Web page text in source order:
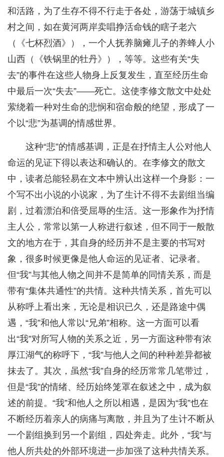
和活路，为了生存不得不行走于各处，游荡于城镇乡
村之间，如在黄河两岸卖唱挣活命钱的瞎子老六
（《七杯烈酒》），一个人抚养脑瘫儿子的养蜂人小
山西（《铁锅里的牡丹》），等等。这些有关“失
去”的事件在这些人物身上反复发生，直至经历生命
中最后一次“失去”——死亡。这使李修文散文中处处
萦绕着一种对生命的悲悯和宿命般的绝望，形成了一
个以“悲”为基调的情感世界。
这种“悲”的情感基调，正是在抒情主人公对他人
命运的见证下得以表达和确认的。在李修文的散文
中，读者总能轻易在文本中辨认出这样一个身影：一
个写不出小说的小说家，为了生计不得不去剧组当编
剧，过着漂泊和倍受屈辱的生活。这一形象作为抒情
主人公，常常以第一人称进行叙述，但不同于一般散
文的地方在于，其自身的经历并不是主要的书写对
象，很多时候更像是他人命运的见证者、记录者。
但“我”与其他人物之间并不是简单的同情关系，而是
带有“集体共通性”的共情。这种共情关系，首先可以
从称呼上看出来，无论是相识已久，还是路途中偶
遇，“我”和他人常以“兄弟”相称。这一方面可以看
出“我”对所写人物的关系之近，另一方面这种带有浓
厚江湖气的称呼下，“我”与他人之间的种种差异都被
抹去了。其次，虽然“我”自身的经历常常几笔带过，
但是“我”的情绪、经历始终笼罩在叙述之中，成为叙
述的前提。“我”和他人之所以相遇，是因为“我”也在
不断经历着亲人的病痛与离散，并且为了生计不断从
一个剧组换到另一个剧组，四处奔走。此外，“我”与
他人所共处的外部环境进一步加强了这种共情关系。